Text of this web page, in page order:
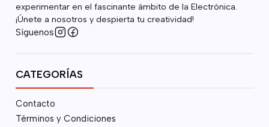
experimentar en el fascinante ámbito de la Electrónica.
¡Únete a nosotros y despierta tu creatividad!
Síguenos
CATEGORÍAS
Contacto
Términos y Condiciones